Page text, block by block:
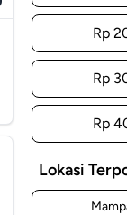
Rp
Rp
Rp
Lokasi